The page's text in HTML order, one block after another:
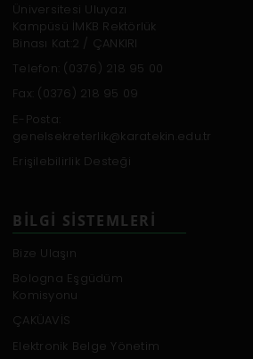
Üniversitesi Uluyazı
Kampüsü İMKB Rektörlük
Binası Kat:2 / ÇANKIRI
Telefon: (0376) 218 95 00
Fax: (0376) 218 95 09
E-Posta:
genelsekreterlik@karatekin.edu.tr
Erişilebilirlik Desteği
BILGI SISTEMLERI
Bize Ulaşın
Bologna Eşgüdüm
Komisyonu
ÇAKÜAVİS
Elektronik Belge Yönetim